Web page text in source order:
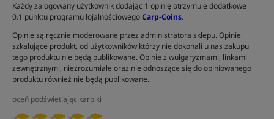
Każdy zalogowany użytkownik dodając 1 opinię otrzymuje dodatkowe
0.1 punktu programu lojalnościowegoCarp-Coins.
Opinie są ręcznie moderowane przez administratora sklepu. Opinie
szkalujące produkt, od użytkowników którzy nie dokonali u nas zakupu
tego produktu nie będą publikowane. Opinie z wulgaryzmami, linkami
zewnętrznymi, niezrozumiałe oraz nie odnoszące się do opiniowanego
produktu również nie będą publikowane.
oceń podświetlając karpiki